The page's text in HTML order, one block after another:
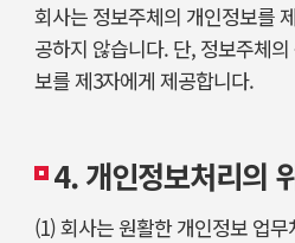
회사는 정보주체의 개인정보를
공하지 않습니다. 단, 정보주체
보를 제3자에게 제공합니다.
4. 개인정보처리의
(1) 회사는 원활한 개인정보 업